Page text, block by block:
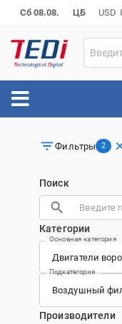
Сб 08.08. ЦБ USD
Фильтры 2
Поиск
Категории
Основная категория
Подкатегория
Производители